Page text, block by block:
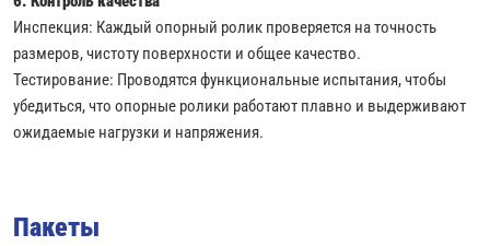
Инспекция: Каждый опорный ролик проверяется на точность
размеров, чистоту поверхности и общее качество.
Тестирование: Проводятся функциональные испытания, чтобы
убедиться, что опорные ролики работают плавно и выдерживают
ожидаемые нагрузки и напряжения.
Пакеты